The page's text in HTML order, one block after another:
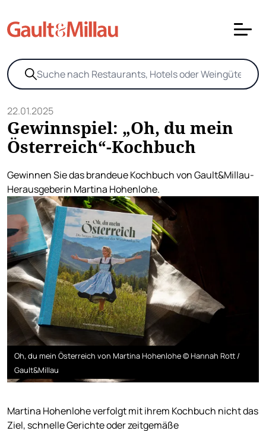
22.01.2025
Gewinnspiel: „Oh, du mein
Österreich“-Kochbuch
Gewinnen Sie das brandeue Kochbuch von Gault&Millau-
Herausgeberin Martina Hohenlohe.
Oh, du mein Österreich von Martina Hohenlohe © Hannah Rott /
Gault&Millau
Martina Hohenlohe verfolgt mit ihrem Kochbuch nicht das
Ziel, schnelle Gerichte oder zeitgemäße